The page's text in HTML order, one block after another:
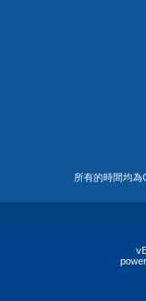
所有的時間均為